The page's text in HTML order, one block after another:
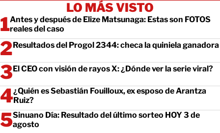
LO MÁS VISTO
Antes y después de Elize Matsunaga: Estas son FOTOS
reales del caso
Resultados del Progol 2344: checa la quiniela ganadora
El CEO con visión de rayos X: ¿Dónde ver la serie viral?
¿Quién es Sebastián Fouilloux, ex esposo de Arantza
Ruiz?
Sinuano Día: Resultado del último sorteo HOY 3 de
agosto